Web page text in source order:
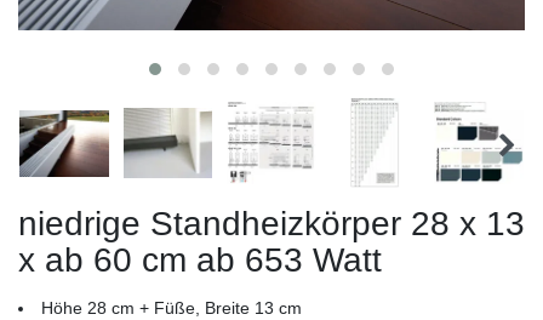
niedrige Standheizkörper 28 x 13
x ab 60 cm ab 653 Watt
Höhe 28 cm + Füße, Breite 13 cm